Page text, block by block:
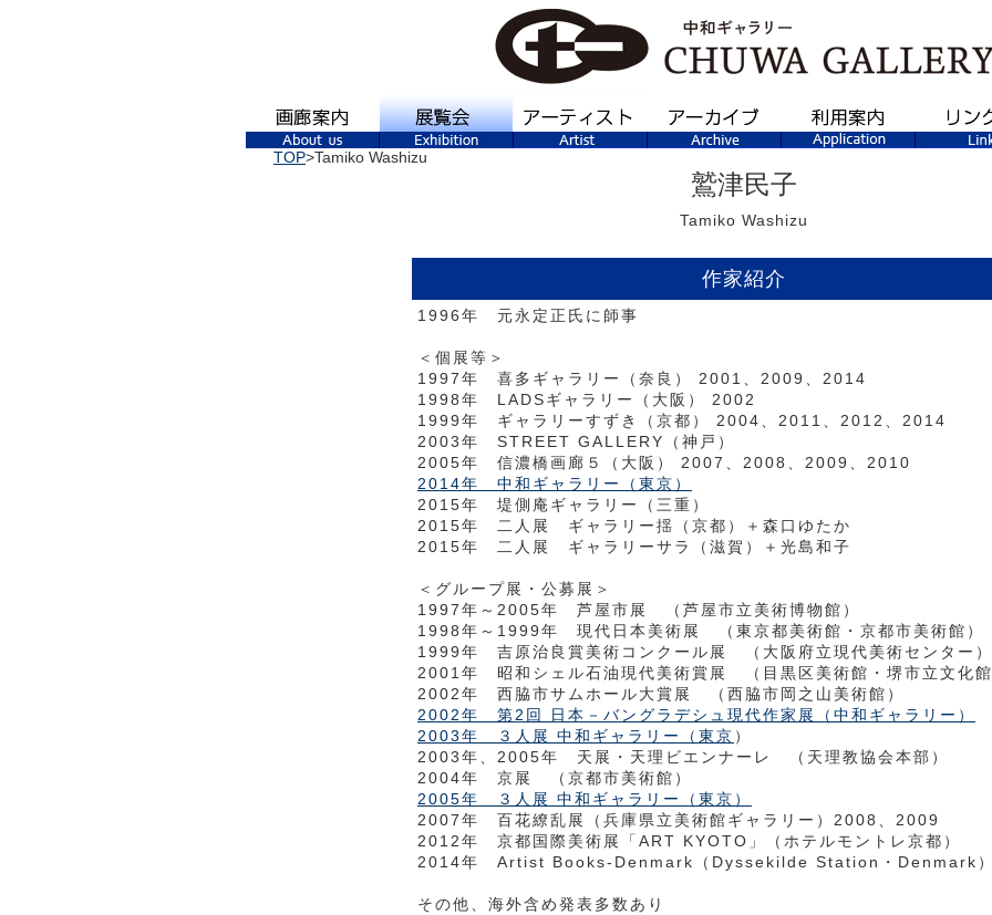
TOP>Tamiko Washizu
鷲津民子
Tamiko Washizu
作家紹介
1996年 元永定正氏に師事
＜個展等＞
1997年 喜多ギャラリー（奈良） 2001、2009、2014
1998年 LADSギャラリー（大阪） 2002
1999年 ギャラリーすずき（京都） 2004、2011、2012、2014
2003年 STREET GALLERY（神戸）
2005年 信濃橋画廊５（大阪） 2007、2008、2009、2010
2014年 中和ギャラリー（東京）
2015年 堤側庵ギャラリー（三重）
2015年 二人展 ギャラリー揺（京都）＋森口ゆたか
2015年 二人展 ギャラリーサラ（滋賀）＋光島和子
＜グループ展・公募展＞
1997年～2005年 芦屋市展 （芦屋市立美術博物館）
1998年～1999年 現代日本美術展 （東京都美術館・京都市美術館）
1999年 吉原治良賞美術コンクール展 （大阪府立現代美術センター
2001年 昭和シェル石油現代美術賞展 （目黒区美術館・堺市立文化
2002年 西脇市サムホール大賞展 （西脇市岡之山美術館）
2002年 第2回 日本－バングラデシュ現代作家展（中和ギャラリー）
2003年 ３人展 中和ギャラリー（東京 ）
2003年、2005年 天展・天理ビエンナーレ （天理教協会本部）
2004年 京展 （京都市美術館）
2005年 ３人展 中和ギャラリー（東京）
2007年 百花繚乱展（兵庫県立美術館ギャラリー）2008、2009
2012年 京都国際美術展「ART KYOTO」（ホテルモントレ京都）
2014年 Artist Books-Denmark（Dyssekilde Station・Denmark
その他、海外含め発表多数あり